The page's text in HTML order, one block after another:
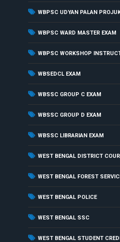
WBPSC UDYAN PALAN
WBPSC WARD MASTER EXAM
WBPSC WORKSHOP
WBSEDCL EXAM
WBSSC GROUP C EXAM
WBSSC GROUP D EXAM
WBSSC LIBRARIAN EXAM
WEST BENGAL DISTRICT
WEST BENGAL FOREST
WEST BENGAL POLICE
WEST BENGAL SSC
WEST BENGAL STUDENT